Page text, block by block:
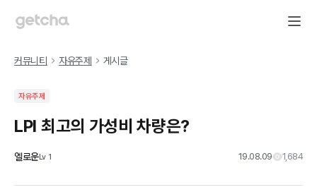
커뮤니티 자유주제 게시글
자유주제
LPI 최고의 가성비 차량은?
엘로운Lv 1 19.08.09 1,684